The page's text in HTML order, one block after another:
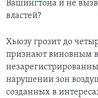
Вашингтона и не
властей?
Хьюзу грозит до
признают виновным
нарушении зон
созданных в